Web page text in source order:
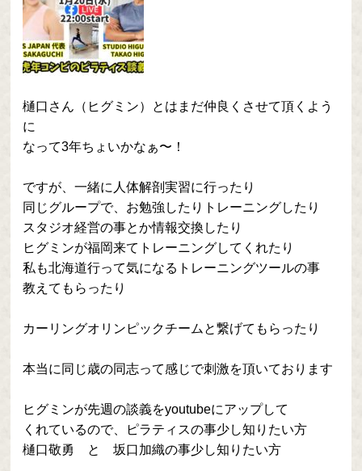
樋口さん（ヒグミン）とはまだ仲良くさせて頂くよう
に
なって3年ちょいかなぁ〜！
ですが、一緒に人体解剖実習に行ったり
同じグループで、お勉強したりトレーニングしたり
スタジオ経営の事とか情報交換したり
ヒグミンが福岡来てトレーニングしてくれたり
私も北海道行って気になるトレーニングツールの事
教えてもらったり
カーリングオリンピックチームと繋げてもらったり
本当に同じ歳の同志って感じで刺激を頂いております
ヒグミンが先週の談義をyoutubeにアップして
くれているので、ピラティスの事少し知りたい方
樋口敬勇 と 坂口加織の事少し知りたい方